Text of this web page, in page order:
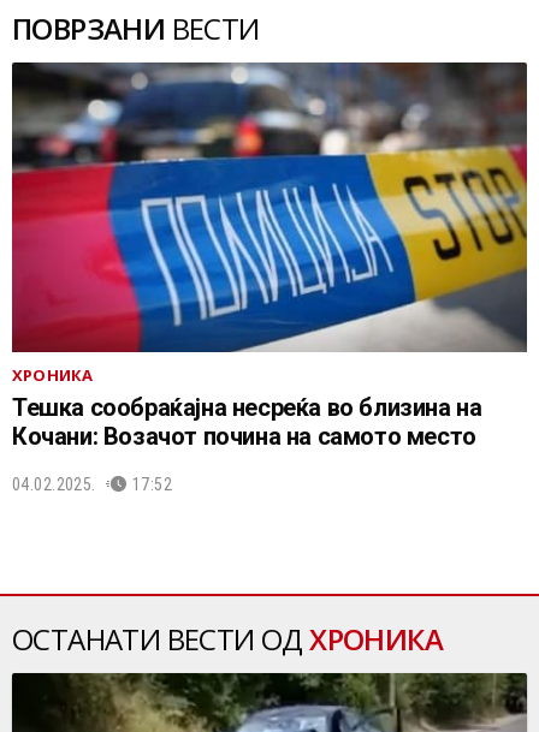
ПОВРЗАНИ ВЕСТИ
ХРОНИКА
Тешка сообраќајна несреќа во близина на
Кочани: Возачот почина на самото место
04.02.2025. 17:52
ОСТАНАТИ ВЕСТИ ОДХРОНИКА